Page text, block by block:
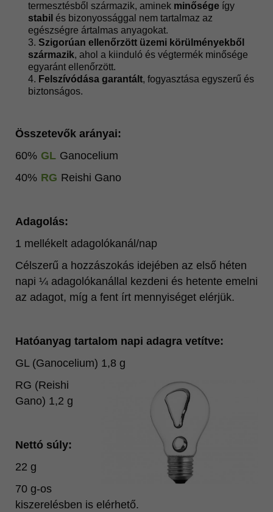
termesztésből származik, aminek minősége így
stabil és bizonyossággal nem tartalmaz az
egészségre ártalmas anyagokat.
Szigorúan ellenőrzött üzemi körülményekből
származik, ahol a kiinduló és végtermék minősége
egyaránt ellenőrzött.
Felszívódása garantált, fogyasztása egyszerű és
biztonságos.
Összetevők arányai:
60% GL Ganocelium
40% RG Reishi Gano
Adagolás:
1 mellékelt adagolókanál/nap
Célszerű a hozzászokás idejében az első héten
napi ¼ adagolókanállal kezdeni és hetente emelni
az adagot, míg a fent írt mennyiséget elérjük.
Hatóanyag tartalom napi adagra vetítve:
GL (Ganocelium) 1,8 g
RG (Reishi
Gano) 1,2 g
Nettó súly:
22 g
70 g-os
kiszerelésben is elérhető.